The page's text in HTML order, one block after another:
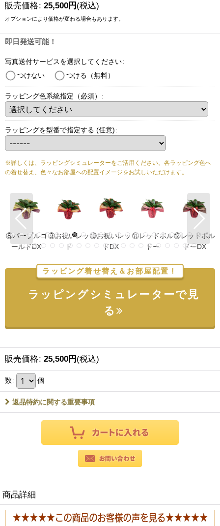
販売価格: 25,500円 (税込)
オプションにより価格が変わる場合もあります。
即日発送可能！
写真送付サービスを選択してください:
つけない
つける（無料）
ラッピング色系統指定（必須） :
ラッピングを型番で指定する (任意):
※詳しくは、ラッピングシミュレーターをご活用ください。各ラッピング色へ
の着せ替え、色々なお部屋への配置イメージをお試しいただけます。
⑧パープルゴ
ールドDX
⑨お祝いレッ
ド
⑩お祝いレッ
ドDX
⑪レッドボル
ドー
⑫レッドボル
ドーDX
ラッピング着せ替え＆お部屋配置！
ラッピングシミュレーターで見
る
販売価格: 25,500円(税込)
数: 個
返品特約に関する重要事項
商品詳細